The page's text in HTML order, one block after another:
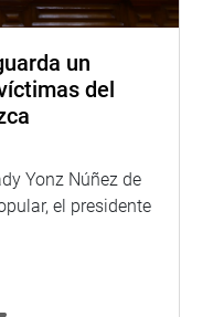
en contra y 2
un
del
Yonz Núñez de
el presidente